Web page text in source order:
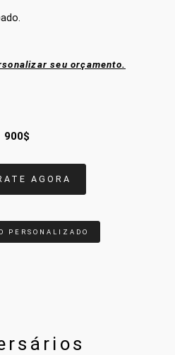
seu orçamento.
900$
AGORA
PERSONALIZADO